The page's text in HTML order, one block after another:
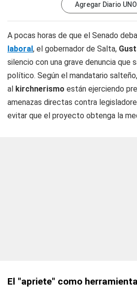
Agregar Diario
A pocas horas de que el Senado
laboral, el gobernador de Salta,
silencio con una grave denuncia que
político. Según el mandatario
al kirchnerismo están ejerciendo
amenazas directas contra
evitar que el proyecto obtenga la
El "apriete" como